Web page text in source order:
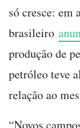
só cresce: em
brasileiro
produção de
petróleo teve
relação ao
“Novos